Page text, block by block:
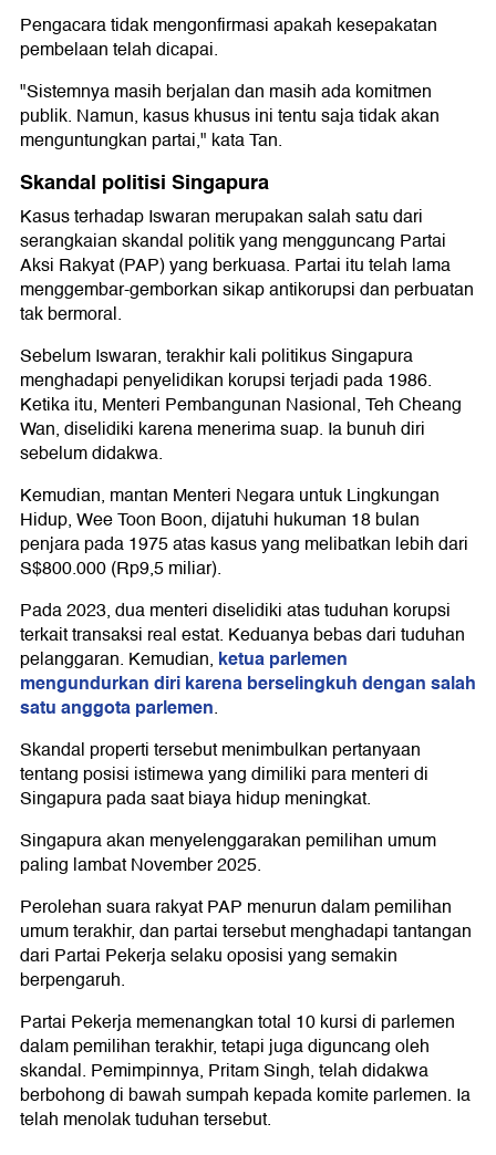
Pengacara tidak mengonfirmasi apakah kesepakatan
pembelaan telah dicapai.
"Sistemnya masih berjalan dan masih ada komitmen
publik. Namun, kasus khusus ini tentu saja tidak akan
menguntungkan partai," kata Tan.
Skandal politisi Singapura
Kasus terhadap Iswaran merupakan salah satu dari
serangkaian skandal politik yang mengguncang Partai
Aksi Rakyat (PAP) yang berkuasa. Partai itu telah lama
menggembar-gemborkan sikap antikorupsi dan perbuatan
tak bermoral.
Sebelum Iswaran, terakhir kali politikus Singapura
menghadapi penyelidikan korupsi terjadi pada 1986.
Ketika itu, Menteri Pembangunan Nasional, Teh Cheang
Wan, diselidiki karena menerima suap. Ia bunuh diri
sebelum didakwa.
Kemudian, mantan Menteri Negara untuk Lingkungan
Hidup, Wee Toon Boon, dijatuhi hukuman 18 bulan
penjara pada 1975 atas kasus yang melibatkan lebih dari
S$800.000 (Rp9,5 miliar).
Pada 2023, dua menteri diselidiki atas tuduhan korupsi
terkait transaksi real estat. Keduanya bebas dari tuduhan
pelanggaran. Kemudian, ketua parlemen
mengundurkan diri karena berselingkuh dengan salah
satu anggota parlemen.
Skandal properti tersebut menimbulkan pertanyaan
tentang posisi istimewa yang dimiliki para menteri di
Singapura pada saat biaya hidup meningkat.
Singapura akan menyelenggarakan pemilihan umum
paling lambat November 2025.
Perolehan suara rakyat PAP menurun dalam pemilihan
umum terakhir, dan partai tersebut menghadapi tantangan
dari Partai Pekerja selaku oposisi yang semakin
berpengaruh.
Partai Pekerja memenangkan total 10 kursi di parlemen
dalam pemilihan terakhir, tetapi juga diguncang oleh
skandal. Pemimpinnya, Pritam Singh, telah didakwa
berbohong di bawah sumpah kepada komite parlemen. Ia
telah menolak tuduhan tersebut.